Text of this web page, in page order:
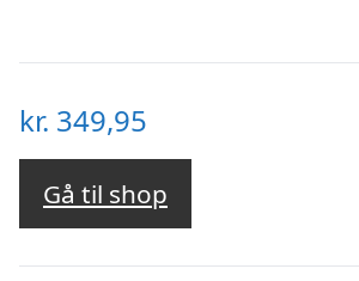
kr. 349,95
Gå til shop